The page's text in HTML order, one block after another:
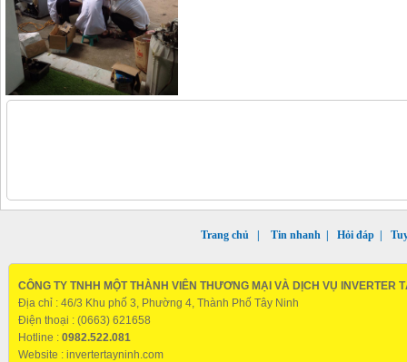
Trang chủ Tin nhanh Hỏi đáp
CÔNG TY TNHH MỘT THÀNH VIÊN THƯƠNG MẠI VÀ DỊCH VỤ INVERTER
Địa chỉ : 46/3 Khu phố 3, Phường 4, Thành Phố Tây Ninh
Điện thoại : (0663) 621658
Hotline : 0982.522.081
Website : invertertayninh.com